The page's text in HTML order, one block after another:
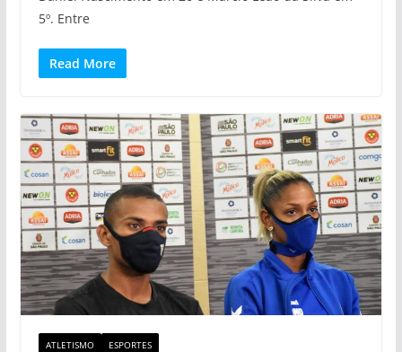
5º. Entre
Read More
ATLETISMO ESPORTES